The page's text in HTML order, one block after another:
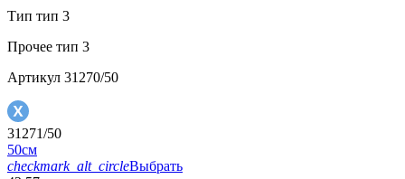
Тип тип 3
Прочее тип 3
Артикул 31270/50
31271/50
50см
checkmark_alt_circleВыбрать